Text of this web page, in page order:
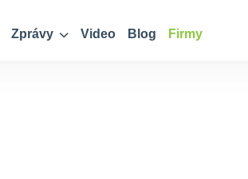
Zprávy Video Blog Firmy